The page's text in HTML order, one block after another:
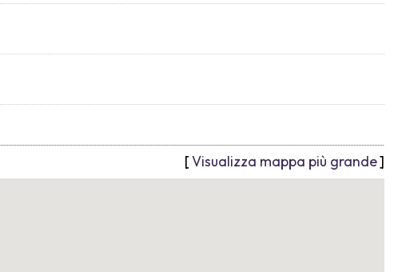
[Visualizza mappa più grande]